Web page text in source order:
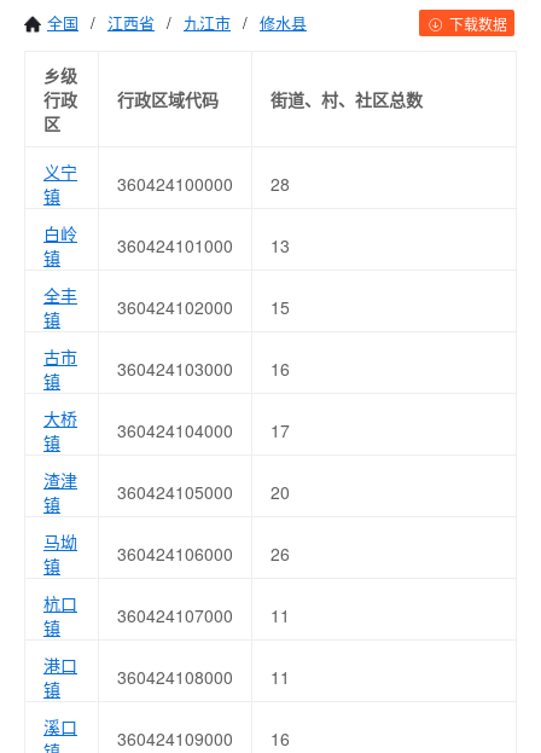
全国 / 江西省 / 九江市 / 修水县 下载数据
乡级
行政
区
行政区域代码 街道、村、社区总数
义宁
镇
360424100000 28
白岭
镇
360424101000 13
全丰
镇
360424102000 15
古市
镇
360424103000 16
大桥
镇
360424104000 17
渣津
镇
360424105000 20
马坳
镇
360424106000 26
杭口
镇
360424107000 11
港口
镇
360424108000 11
溪口
360424109000 16